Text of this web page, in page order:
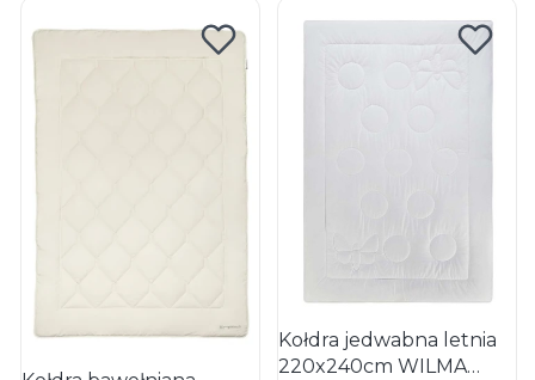
Kołdra jedwabna letnia
220x240cm WILMA